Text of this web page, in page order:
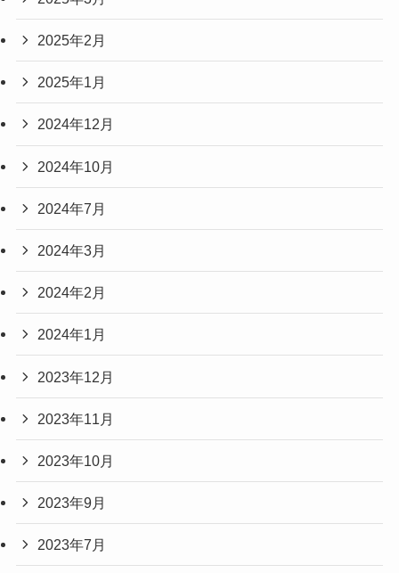
2025年2月
2025年1月
2024年12月
2024年10月
2024年7月
2024年3月
2024年2月
2024年1月
2023年12月
2023年11月
2023年10月
2023年9月
2023年7月